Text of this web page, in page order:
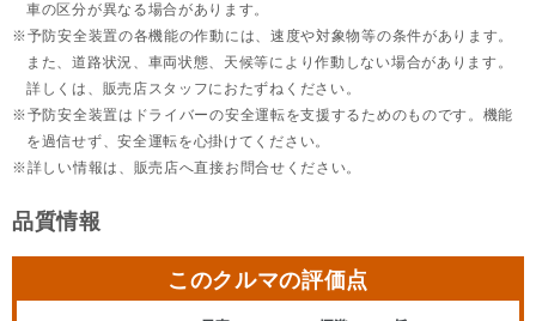
車の区分が異なる場合があります。
予防安全装置の各機能の作動には、速度や対象物等の条件があります。
また、道路状況、車両状態、天候等により作動しない場合があります。
詳しくは、販売店スタッフにおたずねください。
予防安全装置はドライバーの安全運転を支援するためのものです。機能
を過信せず、安全運転を心掛けてください。
詳しい情報は、販売店へ直接お問合せください。
品質情報
このクルマの評価点